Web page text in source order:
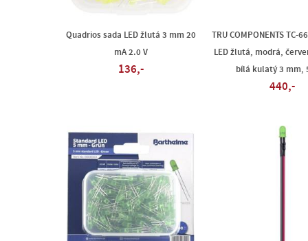
Quadrios sada LED žlutá 3 mm 20
mA 2.0 V
136,-
TRU COMPONENTS TC-
LED žlutá, modrá,
bílá kulatý 3 mm,
440,-